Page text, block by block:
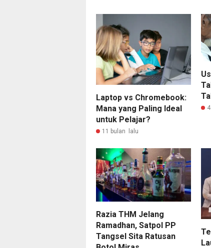
Laptop vs Chromebook:
Mana yang Paling Ideal
untuk Pelajar?
11 bulan lalu
Razia THM Jelang
Ramadhan, Satpol PP
Tangsel Sita Ratusan